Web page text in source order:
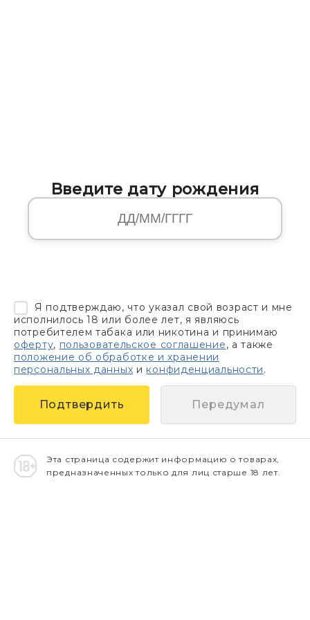
Введите дату рождения
Я подтверждаю, что указал свой возраст и мне
исполнилось 18 или более лет, я являюсь
потребителем табака или никотина и принимаю
оферту, пользовательское соглашение, а также
положение об обработке и хранении
персональных данных и конфиденциальности.
Передумал
Эта страница содержит информацию о товарах,
предназначенных только для лиц старше 18 лет.